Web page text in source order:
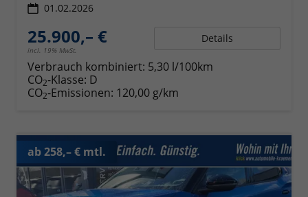
01.02.2026
25.900,– €
incl. 19% MwSt.
Details
Verbrauch kombiniert: 5,30 l/100km
CO2-Klasse: D
CO2-Emissionen: 120,00 g/km
ab 258,– € mtl.